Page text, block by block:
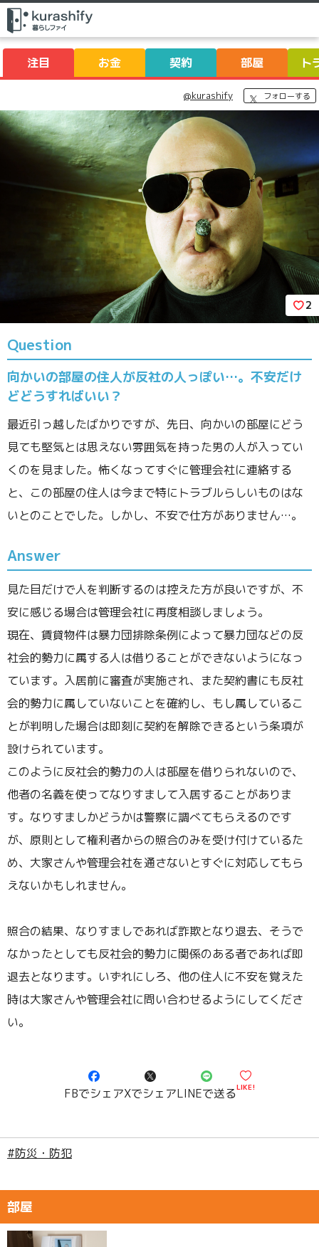
注目 お金 契約 部屋 ト
@kurashify フォローする
2
向かいの部屋の住人が反社の人っぽい…。不安だけ
どどうすればいい？
Question
最近引っ越したばかりですが、先日、向かいの部屋にどう
見ても堅気とは思えない雰囲気を持った男の人が入ってい
くのを見ました。怖くなってすぐに管理会社に連絡する
と、この部屋の住人は今まで特にトラブルらしいものはな
いとのことでした。しかし、不安で仕方がありません…。
Answer
見た目だけで人を判断するのは控えた方が良いですが、不
安に感じる場合は管理会社に再度相談しましょう。
現在、賃貸物件は暴力団排除条例によって暴力団などの反
社会的勢力に属する人は借りることができないようになっ
ています。入居前に審査が実施され、また契約書にも反社
会的勢力に属していないことを確約し、もし属しているこ
とが判明した場合は即刻に契約を解除できるという条項が
設けられています。
このように反社会的勢力の人は部屋を借りられないので、
他者の名義を使ってなりすまして入居することがありま
す。なりすましかどうかは警察に調べてもらえるのです
が、原則として権利者からの照合のみを受け付けているた
め、大家さんや管理会社を通さないとすぐに対応してもら
えないかもしれません。
照合の結果、なりすましであれば詐欺となり退去、そうで
なかったとしても反社会的勢力に関係のある者であれば即
退去となります。いずれにしろ、他の住人に不安を覚えた
時は大家さんや管理会社に問い合わせるようにしてくださ
い。
FBでシェアXでシェアLINEで送るLIKE!
#防災・防犯
部屋